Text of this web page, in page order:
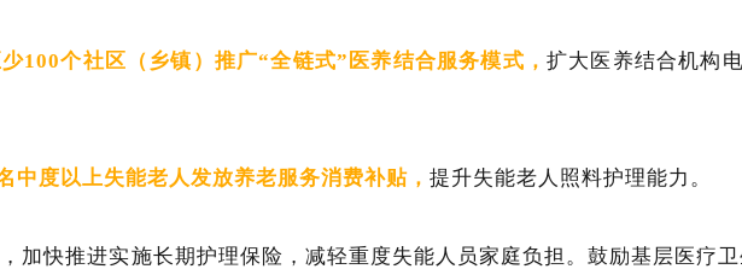
100个社区（乡镇）推广“全链式”医养结合服务模式，扩大医养结合机构
中度以上失能老人发放养老服务消费补贴， 提升失能老人照料护理能力。
加快推进实施长期护理保险，减轻重度失能人员家庭负担。鼓励基层医疗